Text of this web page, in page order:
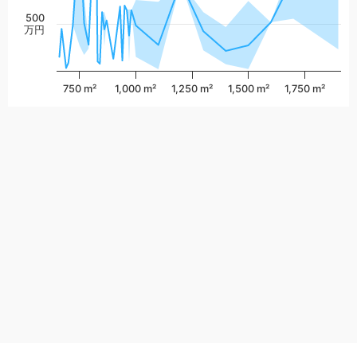
750 m² 1,000 m² 1,250 m² 1,500 m² 1,750 m²
500
万円